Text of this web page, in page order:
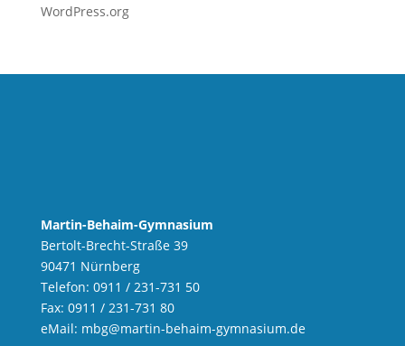
WordPress.org
Martin-Behaim-Gymnasium
Bertolt-Brecht-Straße 39
90471 Nürnberg
Telefon: 0911 / 231-731 50
Fax: 0911 / 231-731 80
eMail: mbg@martin-behaim-gymnasium.de